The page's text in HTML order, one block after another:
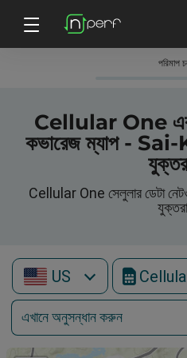
পরিমাপ
Cellular One
কভারেজ ম্যাপ - Sai-
Cellular One সেলুলার ডেটা
US